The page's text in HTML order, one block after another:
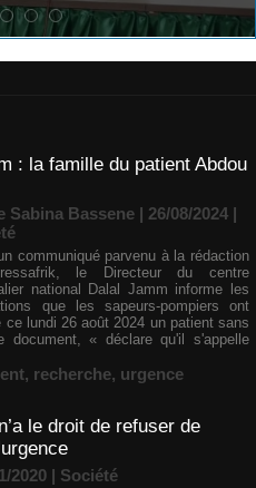
: la famille du patient Abdou
Sabina Bassene | 26/08/2024 |
communiqué parvenu à la rédaction
le Directeur du centre
national Dalal Jamm informe les
que les sapeurs-pompiers ont
ce lundi 26 août 2024 un patient sans
« déclare qu'il s'appelle
, recherche, urgence
le droit de refuser de
2020 | Société